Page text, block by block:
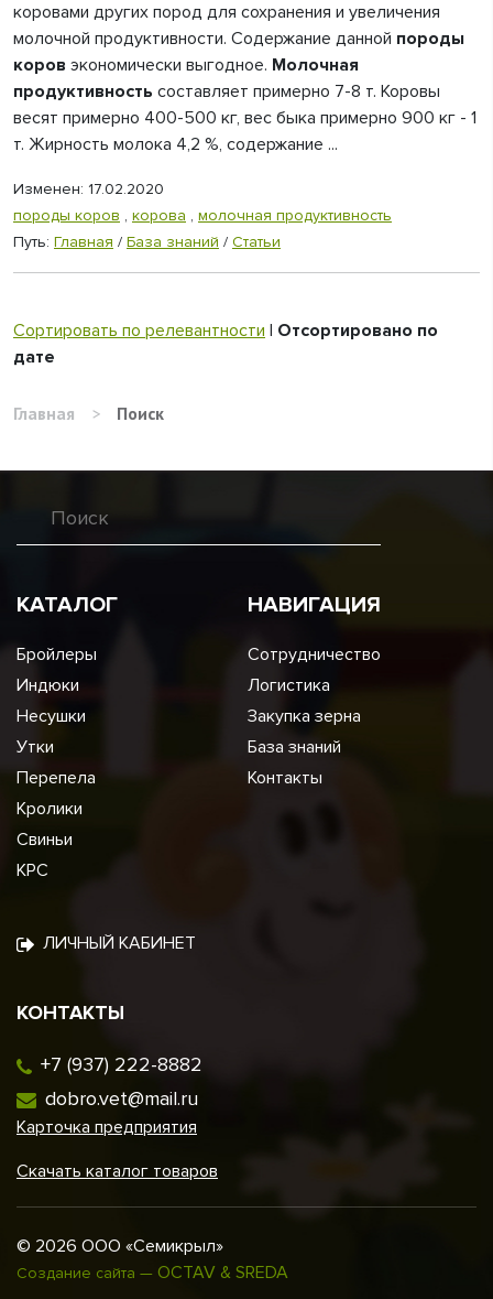
коровами других пород для сохранения и увеличения
молочной продуктивности. Содержание данной породы
коров экономически выгодное. Молочная
продуктивность составляет примерно 7-8 т. Коровы
весят примерно 400-500 кг, вес быка примерно 900 кг - 1
т. Жирность молока 4,2 %, содержание ...
Изменен: 17.02.2020
породы коров , корова , молочная продуктивность
Путь: Главная / База знаний / Статьи
Сортировать по релевантности | Отсортировано по
дате
Главная > Поиск
КАТАЛОГ
Бройлеры
Индюки
Несушки
Утки
Перепела
Кролики
Свиньи
КРС
НАВИГАЦИЯ
Сотрудничество
Логистика
Закупка зерна
База знаний
Контакты
ЛИЧНЫЙ КАБИНЕТ
КОНТАКТЫ
+7 (937) 222-8882
dobro.vet@mail.ru
Карточка предприятия
Скачать каталог товаров
© 2026 ООО «Семикрыл»
Создание сайта — OCTAV & SREDA